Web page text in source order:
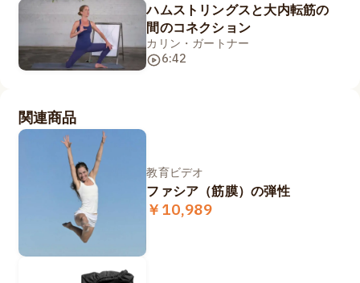
ハムストリングスと大内転筋の
間のコネクション
カリン・ガートナー
6:42
関連商品
教育ビデオ
ファシア（筋膜）の弾性
￥10,989